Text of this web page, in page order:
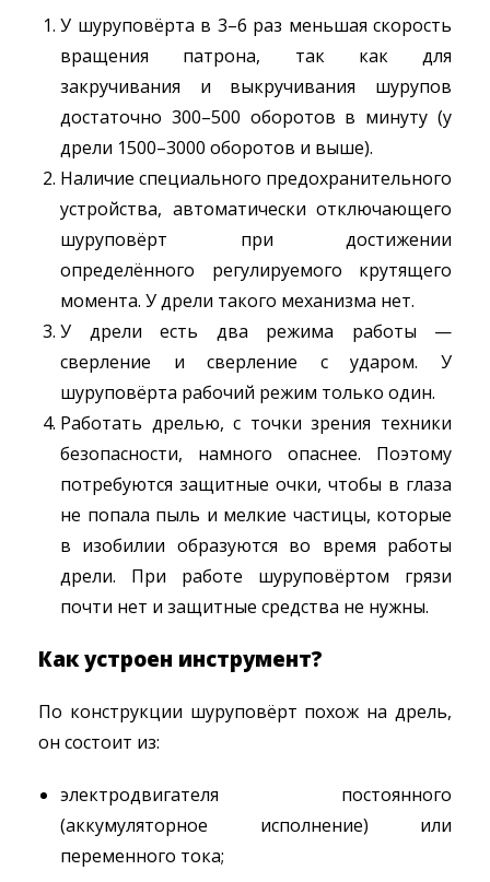
У шуруповёрта в 3–6 раз меньшая скорость
вращения патрона, так как для
закручивания и выкручивания шурупов
достаточно 300–500 оборотов в минуту (у
дрели 1500–3000 оборотов и выше).
Наличие специального предохранительного
устройства, автоматически отключающего
шуруповёрт при достижении
определённого регулируемого крутящего
момента. У дрели такого механизма нет.
У дрели есть два режима работы —
сверление и сверление с ударом. У
шуруповёрта рабочий режим только один.
Работать дрелью, с точки зрения техники
безопасности, намного опаснее. Поэтому
потребуются защитные очки, чтобы в глаза
не попала пыль и мелкие частицы, которые
в изобилии образуются во время работы
дрели. При работе шуруповёртом грязи
почти нет и защитные средства не нужны.
Как устроен инструмент?
По конструкции шуруповёрт похож на дрель,
он состоит из:
электродвигателя постоянного
(аккумуляторное исполнение) или
переменного тока;